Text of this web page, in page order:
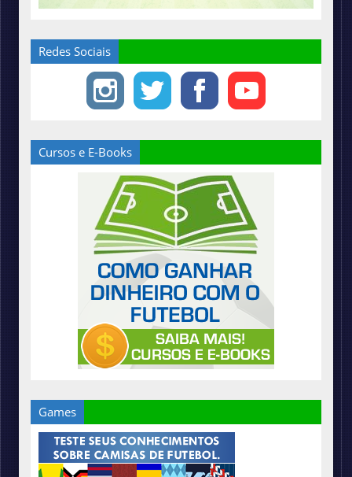
Redes Sociais
Cursos e E-Books
Games